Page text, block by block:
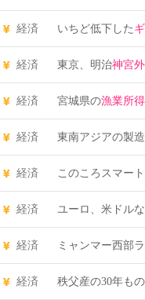
経済 いちど低下した
経済 東京、明治神宮
経済 宮城県の漁業所得
経済 東南アジアの製
経済 このころスマー
経済 ユーロ、米ドル
経済 ミャンマー西部
経済 秩父産の30年もの